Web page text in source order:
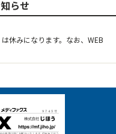
らせ
休みになります。なお、WEB